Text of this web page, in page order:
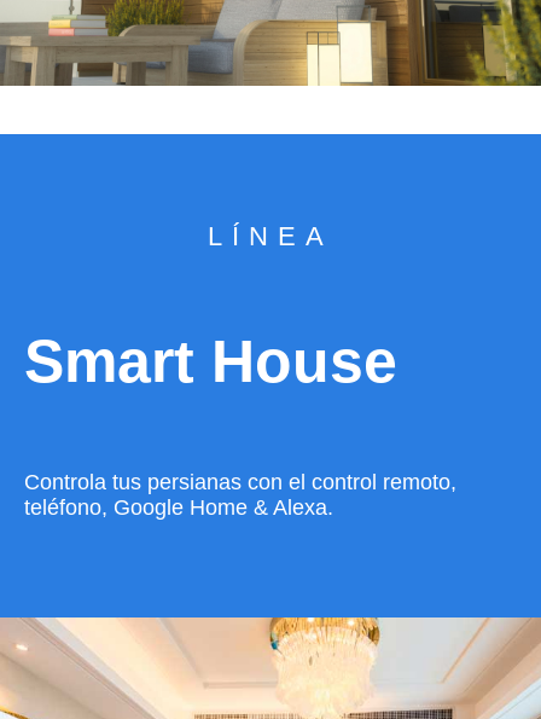
LÍNEA
Smart House
Controla tus persianas con el control remoto,
teléfono, Google Home & Alexa.